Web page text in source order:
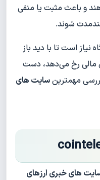
دهند و باعث مثبت یا منفی
شوند.
نیاز است تا با دید باز
مالی رخ می‌دهد، دست
مهمترینسایت های
های خبری ارزهای